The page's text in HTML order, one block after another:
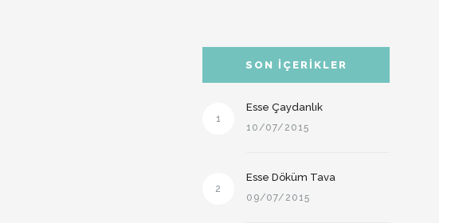
SON İÇERIKLER
1
Esse Çaydanlık
10/07/2015
2
Esse Döküm Tava
09/07/2015